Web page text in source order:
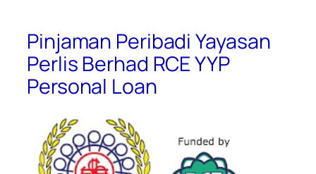
Pinjaman Peribadi Yayasan
Perlis Berhad RCE YYP
Personal Loan